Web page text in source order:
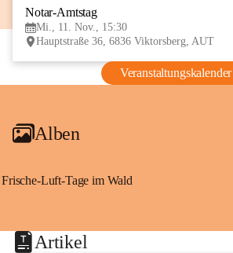
Notar-Amtstag
Mi., 11. Nov., 15:30
Hauptstraße 36, 6836 Viktorsberg, AUT
Veranstaltungskalender
Alben
Frische-Luft-Tage im Wald
Artikel